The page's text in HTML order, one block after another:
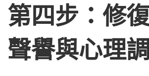
第四步：修
聲譽與心理